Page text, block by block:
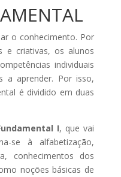
o conhecimento. Por
e criativas, os alunos
individuais
a aprender. Por isso,
é dividido em duas
I, que vai
se à alfabetização,
conhecimentos dos
noções básicas de